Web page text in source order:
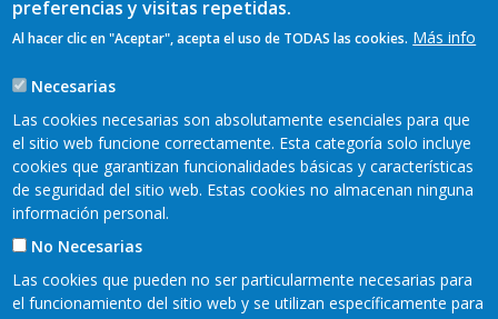
preferencias y visitas repetidas.
Al hacer clic en "Aceptar", acepta el uso de TODAS las cookies. Más info
Necesarias
Las cookies necesarias son absolutamente esenciales para que
el sitio web funcione correctamente. Esta categoría solo incluye
cookies que garantizan funcionalidades básicas y características
de seguridad del sitio web. Estas cookies no almacenan ninguna
información personal.
No Necesarias
Las cookies que pueden no ser particularmente necesarias para
el funcionamiento del sitio web y se utilizan específicamente para